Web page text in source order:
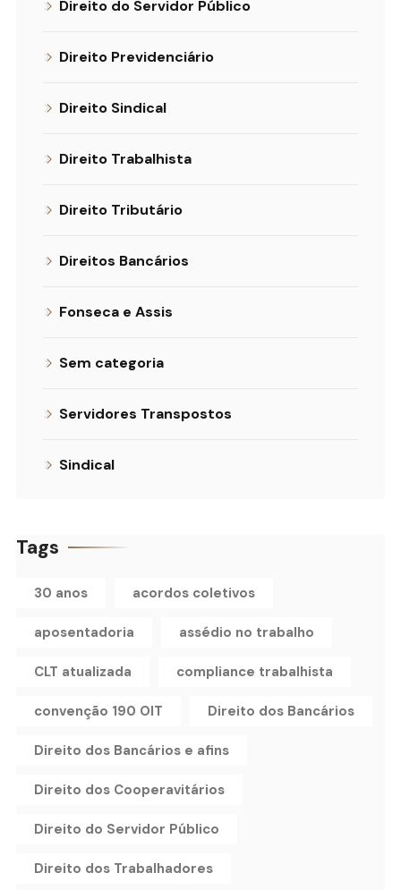
Direito do Servidor Público
Direito Previdenciário
Direito Sindical
Direito Trabalhista
Direito Tributário
Direitos Bancários
Fonseca e Assis
Sem categoria
Servidores Transpostos
Sindical
Tags
30 anos acordos coletivos
aposentadoria assédio no trabalho
CLT atualizada compliance trabalhista
convenção 190 OIT Direito dos Bancários
Direito dos Bancários e afins
Direito dos Cooperavitários
Direito do Servidor Público
Direito dos Trabalhadores